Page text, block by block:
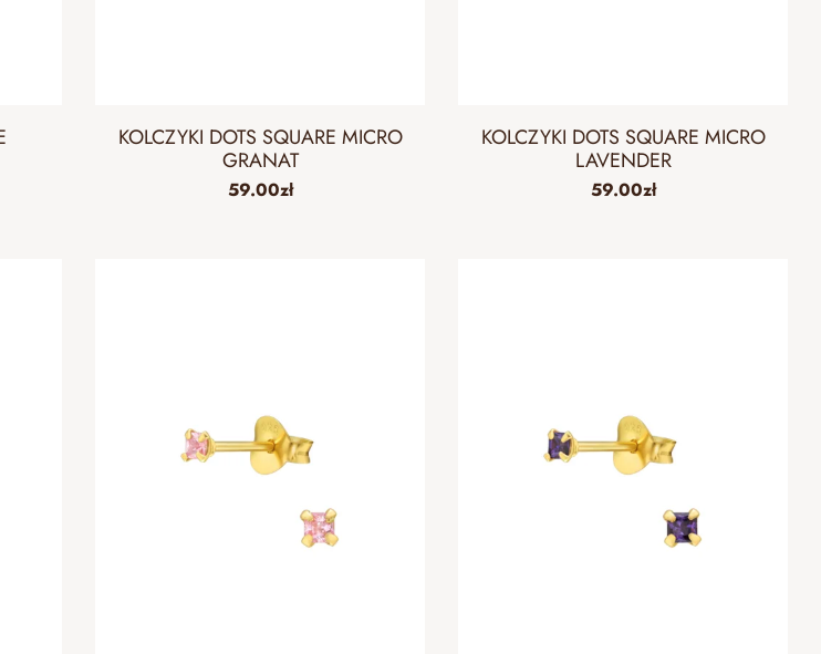
KOLCZYKI DOTS SQUARE MICRO
GRANAT
59.00zł
KOLCZYKI DOTS SQUARE MICRO
LAVENDER
59.00zł